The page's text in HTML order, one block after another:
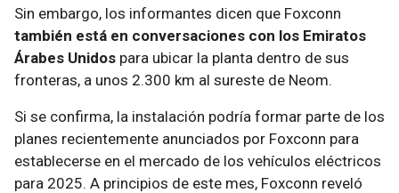
Sin embargo, los informantes dicen que Foxconn
también está en conversaciones con los Emiratos
Árabes Unidos para ubicar la planta dentro de sus
fronteras, a unos 2.300 km al sureste de Neom.
Si se confirma, la instalación podría formar parte de los
planes recientemente anunciados por Foxconn para
establecerse en el mercado de los vehículos eléctricos
para 2025. A principios de este mes, Foxconn reveló